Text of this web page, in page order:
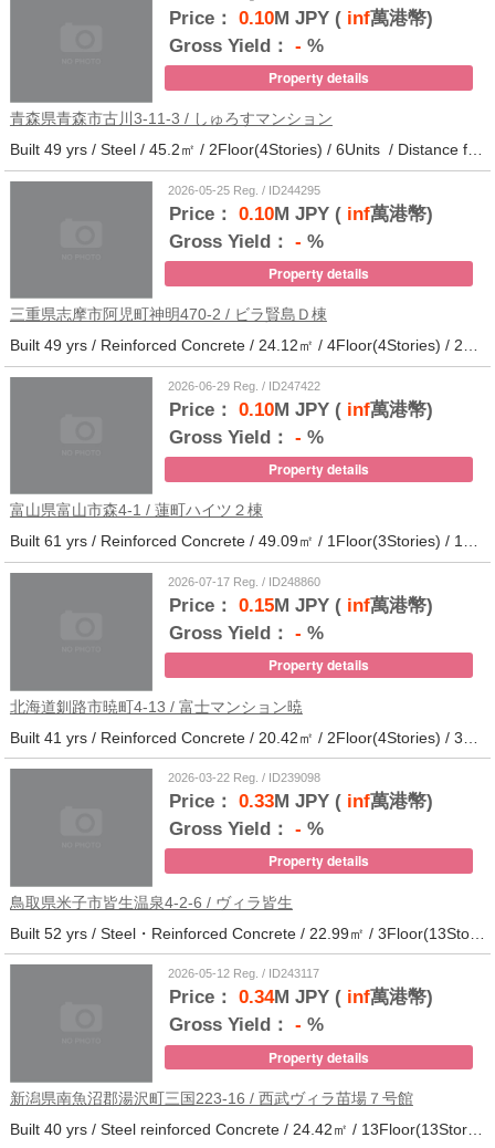
Price： 0.10M JPY (inf萬港幣)
Gross Yield： - %
Property details
青森県青森市古川3-11-3 / しゅろすマンション
Built 49 yrs / Steel / 45.2㎡ / 2Floor(4Stories) / 6Units / Distance from the station.11
2026-05-25 Reg. / ID244295
Price： 0.10M JPY (inf萬港幣)
Gross Yield： - %
Property details
三重県志摩市阿児町神明470-2 / ビラ賢島Ｄ棟
Built 49 yrs / Reinforced Concrete / 24.12㎡ / 4Floor(4Stories) / 25Units / Distance from the station.14
2026-06-29 Reg. / ID247422
Price： 0.10M JPY (inf萬港幣)
Gross Yield： - %
Property details
富山県富山市森4-1 / 蓮町ハイツ２棟
Built 61 yrs / Reinforced Concrete / 49.09㎡ / 1Floor(3Stories) / 12Units / Distance from the station.9
2026-07-17 Reg. / ID248860
Price： 0.15M JPY (inf萬港幣)
Gross Yield： - %
Property details
北海道釧路市暁町4-13 / 富士マンション暁
2026-03-22 Reg. / ID239098
Price： 0.33M JPY (inf萬港幣)
Gross Yield： - %
Property details
鳥取県米子市皆生温泉4-2-6 / ヴィラ皆生
Built 52 yrs / Steel・Reinforced Concrete / 22.99㎡ / 3Floor(13Stories) / 138Units / Distance from the station.
2026-05-12 Reg. / ID243117
Price： 0.34M JPY (inf萬港幣)
Gross Yield： - %
Property details
新潟県南魚沼郡湯沢町三国223-16 / 西武ヴィラ苗場７号館
Built 40 yrs / Steel reinforced Concrete / 24.42㎡ / 13Floor(13Stories) / 372Units / Distance from the station.